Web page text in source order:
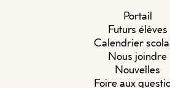
Portail
Futurs élèves
Calendrier
Nous joindre
Nouvelles
Foire aux